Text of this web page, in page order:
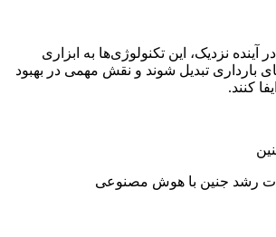
نزدیک، این تکنولوژی‌ها به ابزاری
بارداری تبدیل شوند و نقش مهمی در بهبود
کنند.
رشد جنین با هوش مصنوعی